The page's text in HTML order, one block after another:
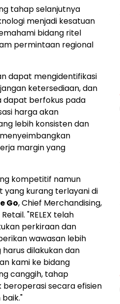
tahap selanjutnya
menjadi kesatuan
bidang ritel
permintaan regional
dapat mengidentifikasi
ketersediaan, dan
dapat berfokus pada
harga akan
lebih konsisten dan
margin yang
kompetitif namun
kurang terlayani di
Go, Chief Merchandising,
"RELEX telah
perkiraan dan
wawasan lebih
dilakukan dan
kami ke bidang
canggih, tahap
beroperasi secara efisien